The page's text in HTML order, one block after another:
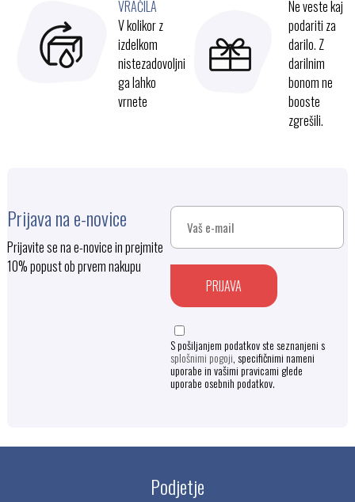
VRAČILA
V kolikor z
izdelkom
nistezadovoljni
ga lahko
vrnete
Ne veste kaj
podariti za
darilo. Z
darilnim
bonom ne
booste
zgrešili.
Prijava na e-novice
Prijavite se na e-novice in prejmite
10% popust ob prvem nakupu
PRIJAVA
S pošiljanjem podatkov ste seznanjeni s
splošnimi pogoji, specifičnimi nameni
uporabe in vašimi pravicami glede
uporabe osebnih podatkov.
Podjetje